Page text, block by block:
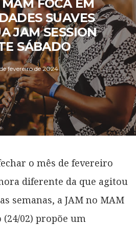
FOCA EM
SUAVES
JAM SESSION
SÁBADO
fevereiro de 2024
o mês de fevereiro
diferente da que agitou
semanas, a JAM no MAM
02) propõe um